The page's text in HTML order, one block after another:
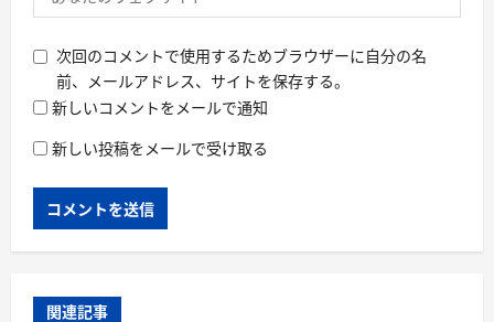
次回のコメントで使用するためブラウザーに自分の名
前、メールアドレス、サイトを保存する。
新しいコメントをメールで通知
新しい投稿をメールで受け取る
関連記事